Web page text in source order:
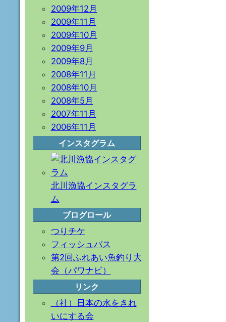
2009年12月
2009年11月
2009年10月
2009年9月
2009年8月
2008年11月
2008年10月
2008年5月
2007年11月
2006年11月
インスタグラム
北川漁協インスタグラ
ム
ブログロール
つりチケ
フィッシュパス
第2回ふれあい魚釣り大
会（パワナビ）
リンク
（社）日本の水をきれ
いにする会